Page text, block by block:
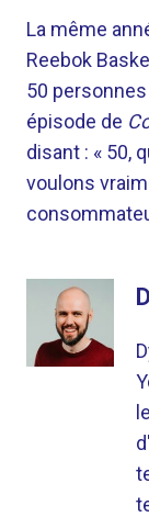
La même
Reebok
50
épisode de
disant : « 50,
voulons